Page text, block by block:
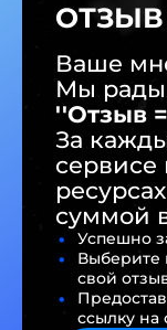
ОТЗЫВ
Ваше
Мы рады
''Отзыв
За
сервисе
суммой
Успешно
Выберите
свой
ссылку на